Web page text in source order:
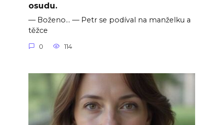
osudu.
— Boženo… — Petr se podíval na manželku a
těžce
0 114